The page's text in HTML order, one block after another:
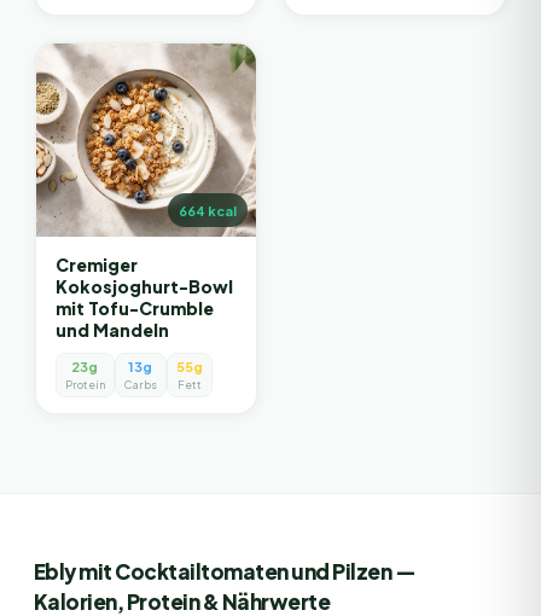
664 kcal
Cremiger
Kokosjoghurt-Bowl
mit Tofu-Crumble
und Mandeln
23g
Protein
13g
Carbs
55g
Fett
Ebly mit Cocktailtomaten und Pilzen—
Kalorien, Protein & Nährwerte